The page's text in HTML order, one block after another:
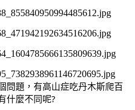
問題，有高山症吃丹木斯爬百
什麼不同呢?